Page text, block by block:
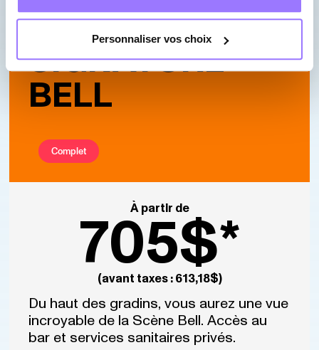
Personnaliser vos choix
ZONE
SIGNATURE
BELL
Complet
À partir de
705$*
(avant taxes : 613,18$)
Du haut des gradins, vous aurez une vue
incroyable de la Scène Bell. Accès au
bar et services sanitaires privés.